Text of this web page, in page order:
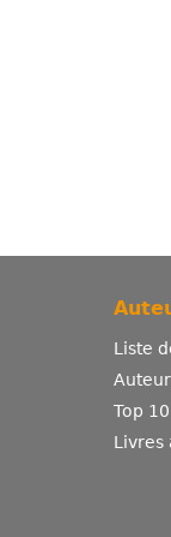
Liste
Top
Livres